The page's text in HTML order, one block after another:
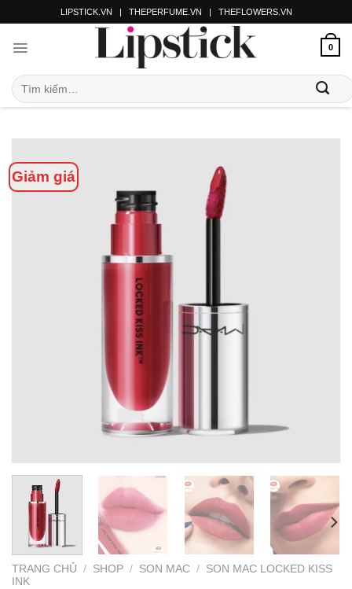
LIPSTICK.VN | THEPERFUME.VN | THEFLOWERS.VN
0
Giảm giá
TRANG CHỦ / SHOP / SON MAC / SON MAC LOCKED KISS
INK